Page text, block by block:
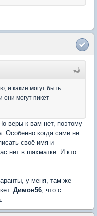
и какие могут быть
они могут пикет
веры к вам нет, поэтому
Особенно когда сами не
своё имя и
нет в шахматке. И кто
у меня, там же
Димон56, что с